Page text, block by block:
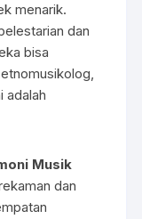
menarik.
dan
bisa
adalah
Musik
dan